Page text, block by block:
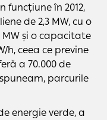
funcțiune în 2012,
de 2,3 MW, cu o
și o capacitate
h, ceea ce previne
a 70.000 de
parcurile
energie verde, a